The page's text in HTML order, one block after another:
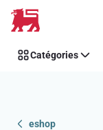
Passer
Catégories
eshop